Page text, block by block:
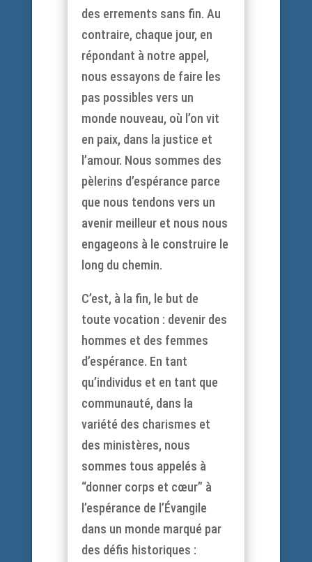
des errements sans fin. Au
contraire, chaque jour, en
répondant à notre appel,
nous essayons de faire les
pas possibles vers un
monde nouveau, où l’on vit
en paix, dans la justice et
l’amour. Nous sommes des
pèlerins d’espérance parce
que nous tendons vers un
avenir meilleur et nous nous
engageons à le construire le
long du chemin.
C’est, à la fin, le but de
toute vocation : devenir des
hommes et des femmes
d’espérance. En tant
qu’individus et en tant que
communauté, dans la
variété des charismes et
des ministères, nous
sommes tous appelés à
“donner corps et cœur” à
l’espérance de l’Évangile
dans un monde marqué par
des défis historiques :